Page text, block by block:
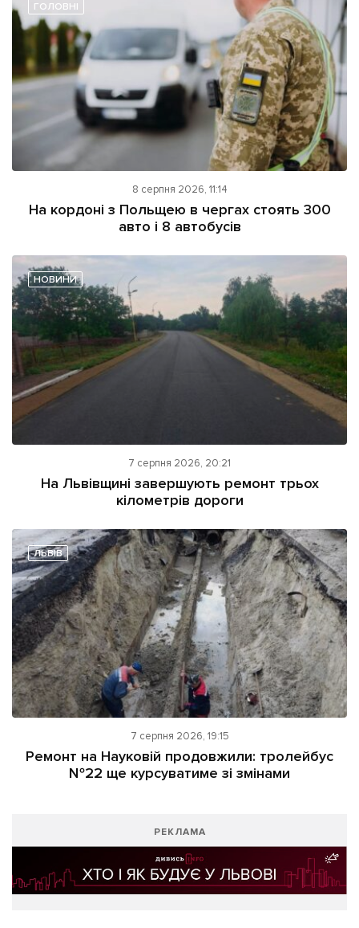
ГОЛОВНІ
8 серпня 2026, 11:14
На кордоні з Польщею в чергах стоять 300
авто і 8 автобусів
НОВИНИ
7 серпня 2026, 20:21
На Львівщині завершують ремонт трьох
кілометрів дороги
ЛЬВІВ
7 серпня 2026, 19:15
Ремонт на Науковій продовжили: тролейбус
№22 ще курсуватиме зі змінами
РЕКЛАМА